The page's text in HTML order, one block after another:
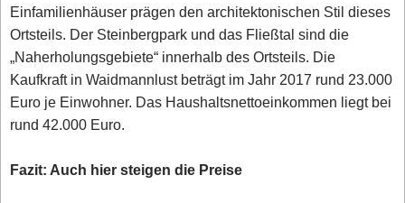
Einfamilienhäuser prägen den architektonischen Stil dieses
Ortsteils. Der Steinbergpark und das Fließtal sind die
„Naherholungsgebiete“ innerhalb des Ortsteils. Die
Kaufkraft in Waidmannlust beträgt im Jahr 2017 rund 23.000
Euro je Einwohner. Das Haushaltsnettoeinkommen liegt bei
rund 42.000 Euro.
Fazit: Auch hier steigen die Preise